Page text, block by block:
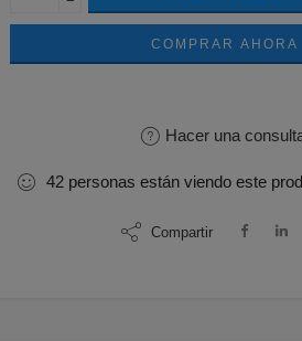
COMPRAR AHORA
Hacer una
42 personas están viendo este
Compartir